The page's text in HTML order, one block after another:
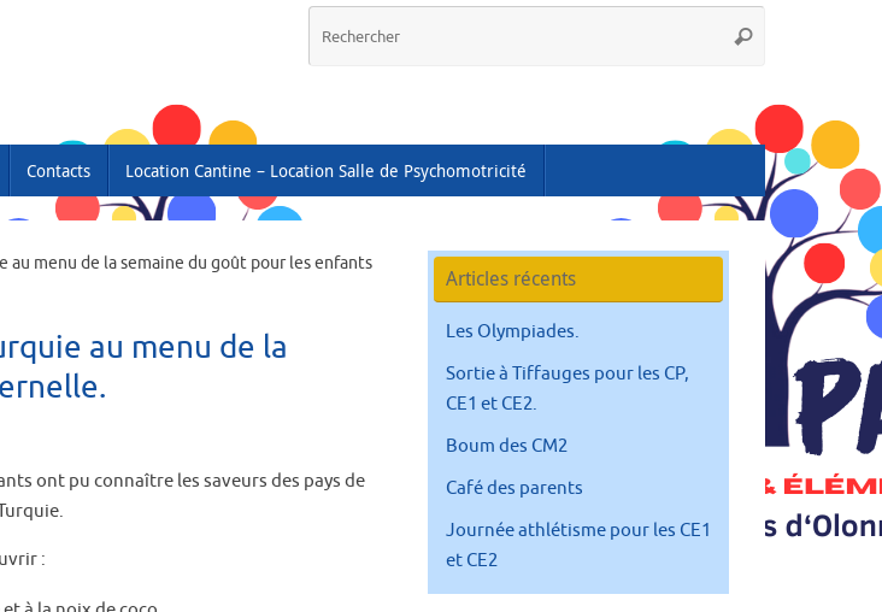
Rechercher
Contacts Location Cantine – Location Salle de Psychomotricité
au menu de la semaine du goût pour les enfants
au menu de la
ont pu connaître les saveurs des pays de
:
Articles récents
Les Olympiades.
Sortie à Tiffauges pour les CP,
CE1 et CE2.
Boum des CM2
Café des parents
Journée athlétisme pour les CE1
et CE2